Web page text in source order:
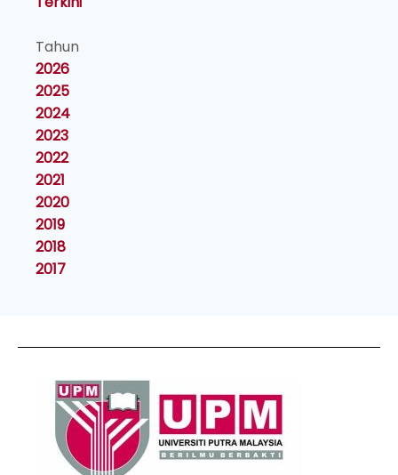
Tahun
2026
2025
2024
2023
2022
2021
2020
2019
2018
2017